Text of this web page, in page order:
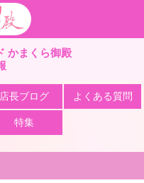
かまくら御殿
店長ブログ よくある質問
特集